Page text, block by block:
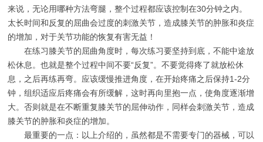
来说，无论用哪种方法弯腿，整个过程都应该控制在30分钟之内。
太长时间和反复的屈曲会过度的刺激关节，造成膝关节的肿胀和炎症
的增加，对于关节功能的恢复有害无益！
在练习膝关节的屈曲角度时，每次练习要坚持到底，不能中途放
松休息。也就是整个过程中间不要“反复”。不要觉得疼了就放松休
息，之后再练再弯。应该缓慢推进角度，在开始疼痛之后保持1-2分
钟，组织适应后疼痛会有所缓解，这时再向里抱一点，使角度逐渐增
大。否则就是在不断重复膝关节的屈伸动作，同样会刺激关节，造成
膝关节的肿胀和炎症的增加。
最重要的一点：以上介绍的，虽然都是不需要专门的器械，可以